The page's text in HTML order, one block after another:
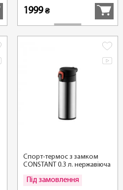
1999₴
Спорт-термос з замком
CONSTANT 0.3 л. нержавіюча
Під замовлення